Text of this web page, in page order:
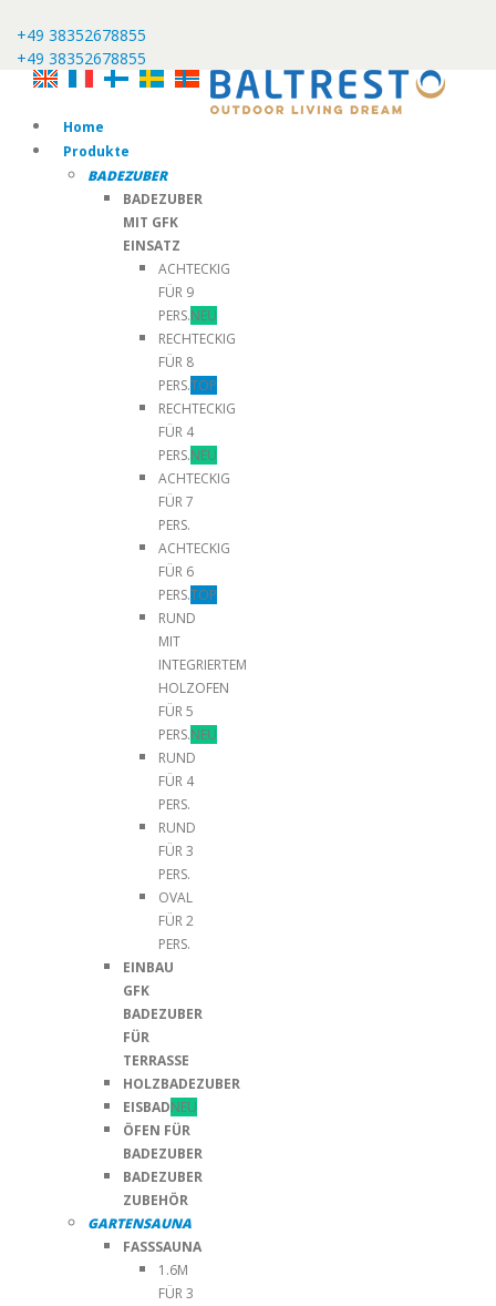
+49 38352678855
+49 38352678855
Home
Produkte
BADEZUBER
BADEZUBER
MIT GFK
EINSATZ
ACHTECKIG
FÜR 9
PERS.NEU
RECHTECKIG
FÜR 8
PERS.TOP
RECHTECKIG
FÜR 4
PERS.NEU
ACHTECKIG
FÜR 7
PERS.
ACHTECKIG
FÜR 6
PERS.TOP
RUND
MIT
INTEGRIERTEM
HOLZOFEN
FÜR 5
PERS.NEU
RUND
FÜR 4
PERS.
RUND
FÜR 3
PERS.
OVAL
FÜR 2
PERS.
EINBAU
GFK
BADEZUBER
FÜR
TERRASSE
HOLZBADEZUBER
EISBADNEU
ÖFEN FÜR
BADEZUBER
BADEZUBER
ZUBEHÖR
GARTENSAUNA
FASSSAUNA
1.6M
FÜR 3